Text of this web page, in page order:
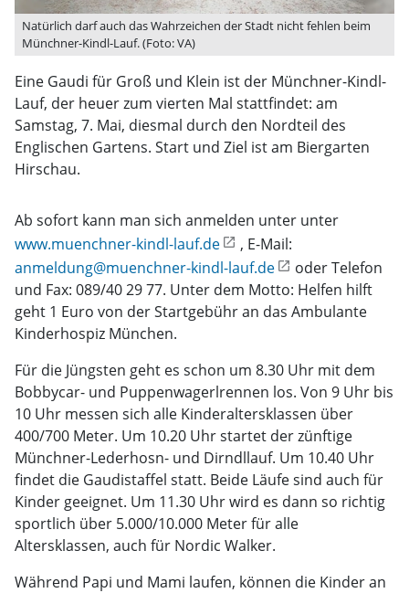
Natürlich darf auch das Wahrzeichen der Stadt nicht fehlen beim
Münchner-Kindl-Lauf. (Foto: VA)
Eine Gaudi für Groß und Klein ist der Münchner-Kindl-
Lauf, der heuer zum vierten Mal stattfindet: am
Samstag, 7. Mai, diesmal durch den Nordteil des
Englischen Gartens. Start und Ziel ist am Biergarten
Hirschau.
Ab sofort kann man sich anmelden unter unter
www.muenchner-kindl-lauf.de
, E-Mail:
anmeldung@muenchner-kindl-lauf.de
oder Telefon
und Fax: 089/40 29 77. Unter dem Motto: Helfen hilft
geht 1 Euro von der Startgebühr an das Ambulante
Kinderhospiz München.
Für die Jüngsten geht es schon um 8.30 Uhr mit dem
Bobbycar- und Puppenwagerlrennen los. Von 9 Uhr bis
10 Uhr messen sich alle Kinderaltersklassen über
400/700 Meter. Um 10.20 Uhr startet der zünftige
Münchner-Lederhosn- und Dirndllauf. Um 10.40 Uhr
findet die Gaudistaffel statt. Beide Läufe sind auch für
Kinder geeignet. Um 11.30 Uhr wird es dann so richtig
sportlich über 5.000/10.000 Meter für alle
Altersklassen, auch für Nordic Walker.
Während Papi und Mami laufen, können die Kinder an